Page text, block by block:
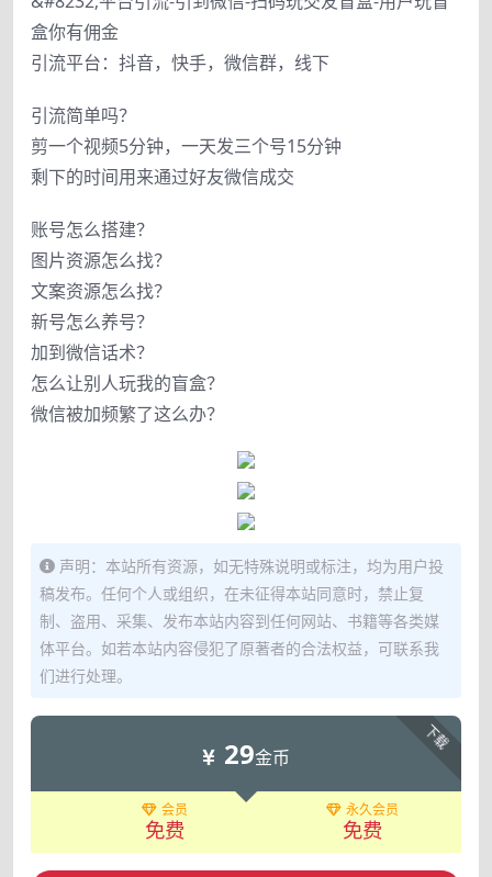
盒你有佣金
引流平台：抖音，快手，微信群，线下
引流简单吗？
剪一个视频5分钟，一天发三个号15分钟
剩下的时间用来通过好友微信成交
账号怎么搭建？
图片资源怎么找？
文案资源怎么找？
新号怎么养号？
加到微信话术？
怎么让别人玩我的盲盒？
微信被加频繁了这么办？
声明：本站所有资源，如无特殊说明或标注，均为用户投
稿发布。任何个人或组织，在未征得本站同意时，禁止复
制、盗用、采集、发布本站内容到任何网站、书籍等各类媒
体平台。如若本站内容侵犯了原著者的合法权益，可联系我
们进行处理。
下载
29金币
会员
免费
永久会员
免费